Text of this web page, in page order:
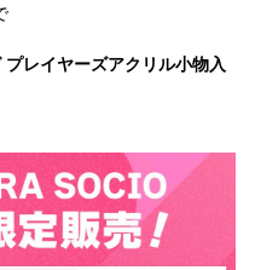
プレイヤーズアクリル小物入